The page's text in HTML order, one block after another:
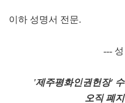
이하 성명서 전문.
---
'제주평화인권헌장'
오직 폐